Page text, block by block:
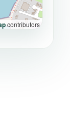
contributors